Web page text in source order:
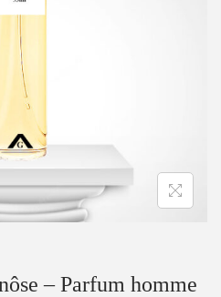
– Parfum homme